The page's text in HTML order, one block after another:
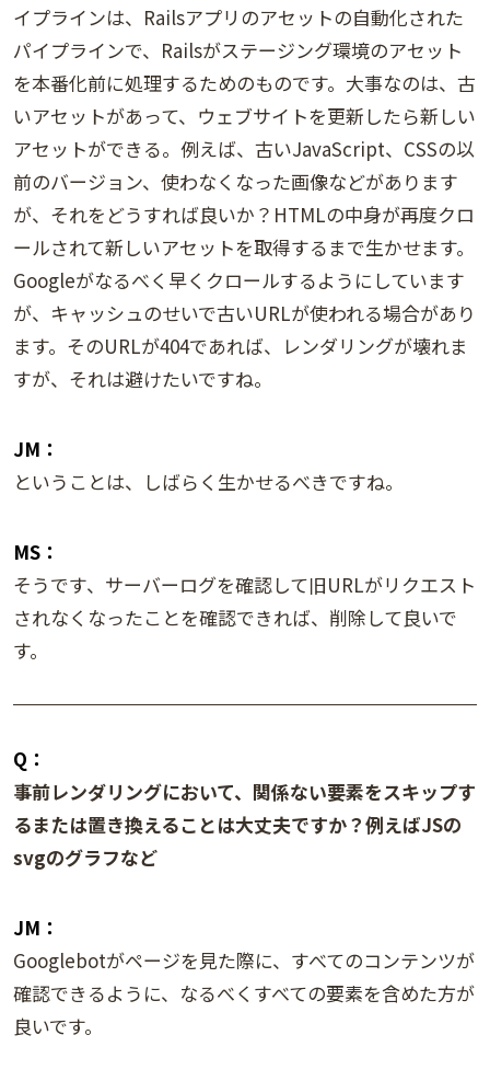
イプラインは、Railsアプリのアセットの自動化された
パイプラインで、Railsがステージング環境のアセット
を本番化前に処理するためのものです。大事なのは、古
いアセットがあって、ウェブサイトを更新したら新しい
アセットができる。例えば、古いJavaScript、CSSの以
前のバージョン、使わなくなった画像などがあります
が、それをどうすれば良いか？HTMLの中身が再度クロ
ールされて新しいアセットを取得するまで生かせます。
Googleがなるべく早くクロールするようにしています
が、キャッシュのせいで古いURLが使われる場合があり
ます。そのURLが404であれば、レンダリングが壊れま
すが、それは避けたいですね。
JM：
ということは、しばらく生かせるべきですね。
MS：
そうです、サーバーログを確認して旧URLがリクエスト
されなくなったことを確認できれば、削除して良いで
す。
Q：
事前レンダリングにおいて、関係ない要素をスキップす
るまたは置き換えることは大丈夫ですか？例えばJSの
svgのグラフなど
JM：
Googlebotがページを見た際に、すべてのコンテンツが
確認できるように、なるべくすべての要素を含めた方が
良いです。